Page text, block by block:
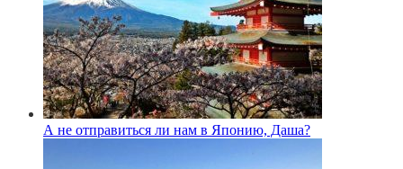
А не отправиться ли нам в Японию, Даша?